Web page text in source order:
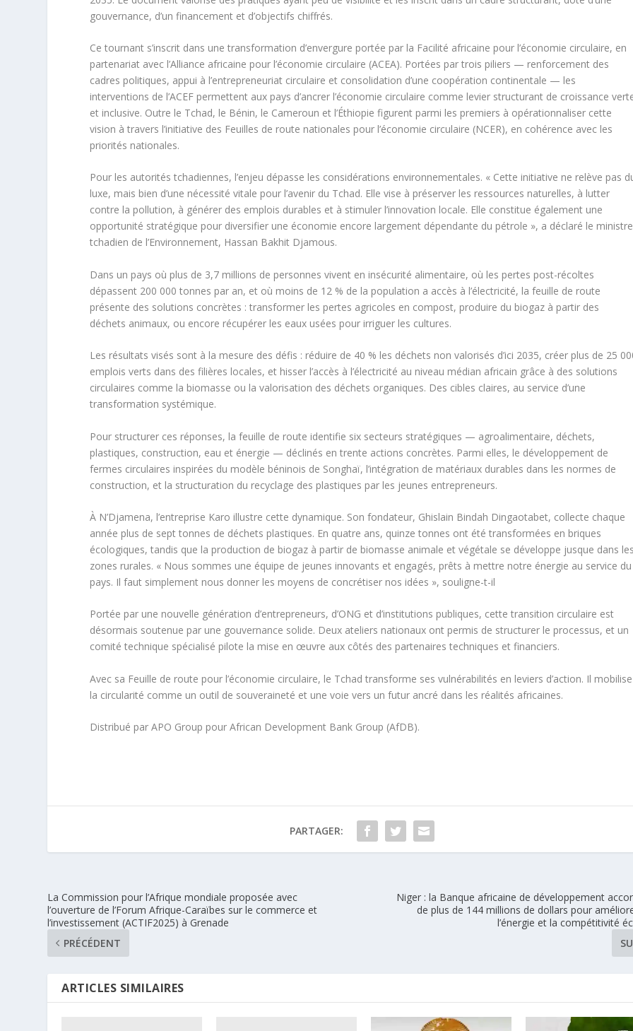
gouvernance, d’un financement et d’objectifs chiffrés.
Ce tournant s’inscrit dans une transformation d’envergure portée par la Facilité africaine pour l’économie circulaire, en
partenariat avec l’Alliance africaine pour l’économie circulaire (ACEA). Portées par trois piliers — renforcement des
cadres politiques, appui à l’entrepreneuriat circulaire et consolidation d’une coopération continentale — les
interventions de l’ACEF permettent aux pays d’ancrer l’économie circulaire comme levier structurant de croissance
et inclusive. Outre le Tchad, le Bénin, le Cameroun et l’Éthiopie figurent parmi les premiers à opérationnaliser cette
vision à travers l’initiative des Feuilles de route nationales pour l’économie circulaire (NCER), en cohérence avec les
priorités nationales.
Pour les autorités tchadiennes, l’enjeu dépasse les considérations environnementales. « Cette initiative ne relève pas
luxe, mais bien d’une nécessité vitale pour l’avenir du Tchad. Elle vise à préserver les ressources naturelles, à lutter
contre la pollution, à générer des emplois durables et à stimuler l’innovation locale. Elle constitue également une
opportunité stratégique pour diversifier une économie encore largement dépendante du pétrole », a déclaré le ministre
tchadien de l’Environnement, Hassan Bakhit Djamous.
Dans un pays où plus de 3,7 millions de personnes vivent en insécurité alimentaire, où les pertes post-récoltes
dépassent 200 000 tonnes par an, et où moins de 12 % de la population a accès à l’électricité, la feuille de route
présente des solutions concrètes : transformer les pertes agricoles en compost, produire du biogaz à partir des
déchets animaux, ou encore récupérer les eaux usées pour irriguer les cultures.
Les résultats visés sont à la mesure des défis : réduire de 40 % les déchets non valorisés d’ici 2035, créer plus de 25
emplois verts dans des filières locales, et hisser l’accès à l’électricité au niveau médian africain grâce à des solutions
circulaires comme la biomasse ou la valorisation des déchets organiques. Des cibles claires, au service d’une
transformation systémique.
Pour structurer ces réponses, la feuille de route identifie six secteurs stratégiques — agroalimentaire, déchets,
plastiques, construction, eau et énergie — déclinés en trente actions concrètes. Parmi elles, le développement de
fermes circulaires inspirées du modèle béninois de Songhaï, l’intégration de matériaux durables dans les normes de
construction, et la structuration du recyclage des plastiques par les jeunes entrepreneurs.
À N’Djamena, l’entreprise Karo illustre cette dynamique. Son fondateur, Ghislain Bindah Dingaotabet, collecte chaque
année plus de sept tonnes de déchets plastiques. En quatre ans, quinze tonnes ont été transformées en briques
écologiques, tandis que la production de biogaz à partir de biomasse animale et végétale se développe jusque dans
zones rurales. « Nous sommes une équipe de jeunes innovants et engagés, prêts à mettre notre énergie au service du
pays. Il faut simplement nous donner les moyens de concrétiser nos idées », souligne-t-il
Portée par une nouvelle génération d’entrepreneurs, d’ONG et d’institutions publiques, cette transition circulaire est
désormais soutenue par une gouvernance solide. Deux ateliers nationaux ont permis de structurer le processus, et un
comité technique spécialisé pilote la mise en œuvre aux côtés des partenaires techniques et financiers.
Avec sa Feuille de route pour l’économie circulaire, le Tchad transforme ses vulnérabilités en leviers d’action. Il mobilise
la circularité comme un outil de souveraineté et une voie vers un futur ancré dans les réalités africaines.
Distribué par APO Group pour African Development Bank Group (AfDB).
PARTAGER:
La Commission pour l’Afrique mondiale proposée avec
l’ouverture de l’Forum Afrique-Caraïbes sur le commerce et
l’investissement (ACTIF2025) à Grenade
PRÉCÉDENT
Niger : la Banque africaine de développement
de plus de 144 millions de dollars pour
l’énergie et la compétitivité
ARTICLES SIMILAIRES